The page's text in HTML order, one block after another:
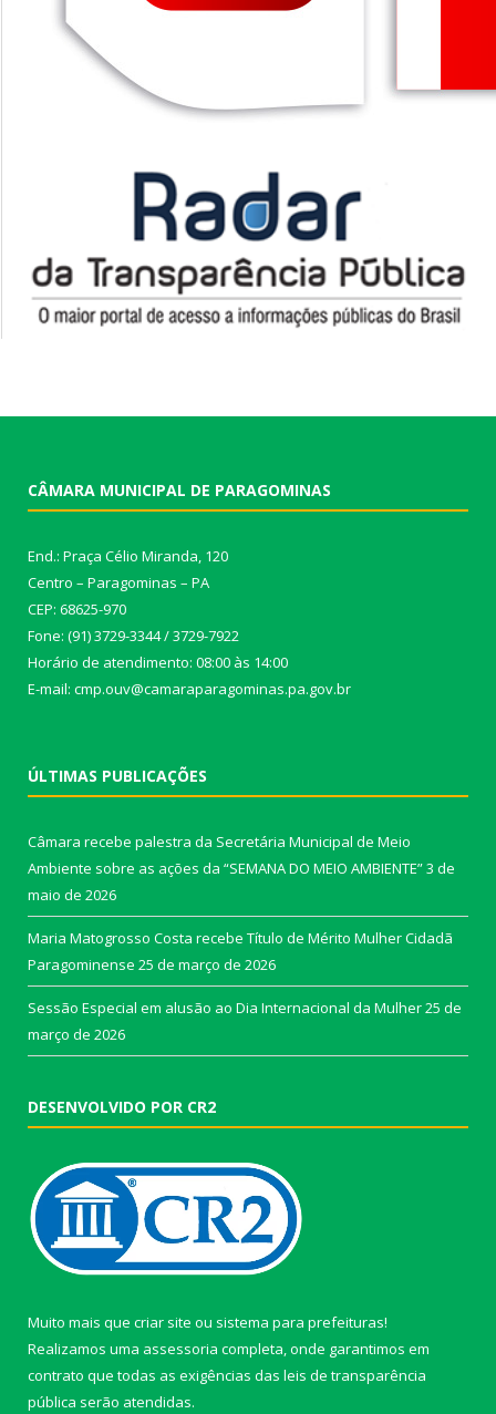
CÂMARA MUNICIPAL DE PARAGOMINAS
End.: Praça Célio Miranda, 120
Centro – Paragominas – PA
CEP: 68625-970
Fone: (91) 3729-3344 / 3729-7922
Horário de atendimento: 08:00 às 14:00
E-mail: cmp.ouv@camaraparagominas.pa.gov.br
ÚLTIMAS PUBLICAÇÕES
Câmara recebe palestra da Secretária Municipal de Meio
Ambiente sobre as ações da “SEMANA DO MEIO AMBIENTE”3 de
maio de 2026
Maria Matogrosso Costa recebe Título de Mérito Mulher Cidadã
Paragominense 25 de março de 2026
Sessão Especial em alusão ao Dia Internacional da Mulher25 de
março de 2026
DESENVOLVIDO POR CR2
Muito mais que criar site ou sistema para prefeituras!
Realizamos uma assessoria completa, onde garantimos em
contrato que todas as exigências das leis de transparência
pública serão atendidas.